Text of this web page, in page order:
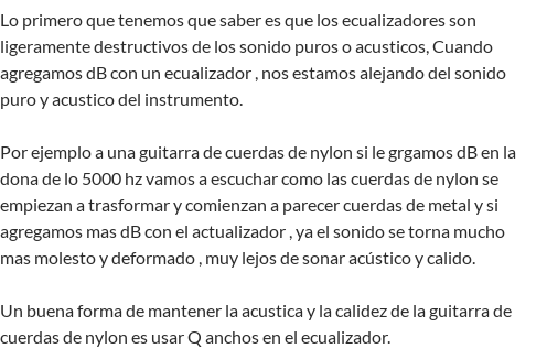
Lo primero que tenemos que saber es que los ecualizadores son
ligeramente destructivos de los sonido puros o acusticos, Cuando
agregamos dB con un ecualizador , nos estamos alejando del sonido
puro y acustico del instrumento.
Por ejemplo a una guitarra de cuerdas de nylon si le grgamos dB en la
dona de lo 5000 hz vamos a escuchar como las cuerdas de nylon se
empiezan a trasformar y comienzan a parecer cuerdas de metal y si
agregamos mas dB con el actualizador , ya el sonido se torna mucho
mas molesto y deformado , muy lejos de sonar acústico y calido.
Un buena forma de mantener la acustica y la calidez de la guitarra de
cuerdas de nylon es usar Q anchos en el ecualizador.